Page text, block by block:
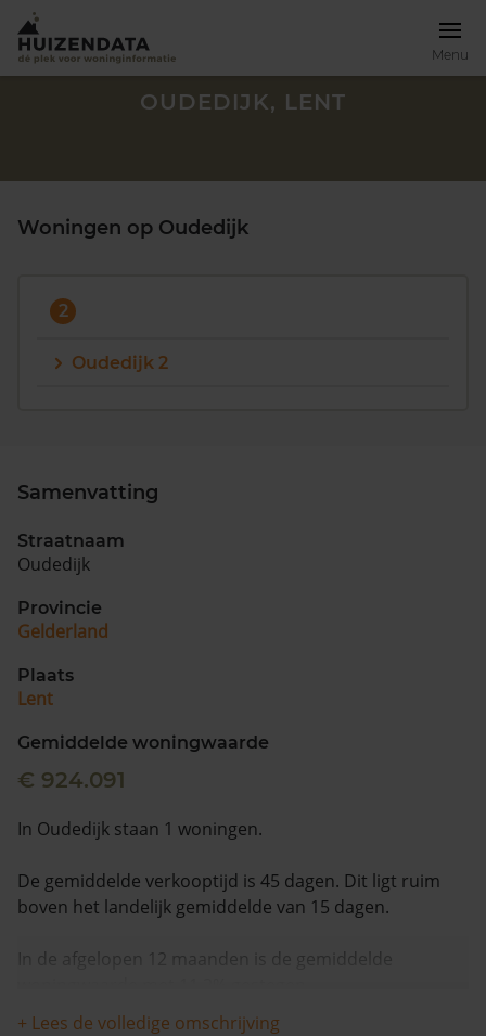
Menu
088 220 4200
Maandag t/m vrijdag - 08:00 -18:00
OUDEDIJK, LENT
Woningen op Oudedijk
2
Oudedijk 2
Samenvatting
Straatnaam
Oudedijk
Provincie
Gelderland
Plaats
Lent
Gemiddelde woningwaarde
€ 924.091
In Oudedijk staan 1 woningen.
De gemiddelde verkooptijd is 45 dagen. Dit ligt ruim
boven het landelijk gemiddelde van 15 dagen.
In de afgelopen 12 maanden is de gemiddelde
+ Lees de volledige omschrijving